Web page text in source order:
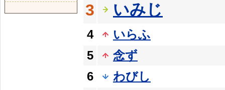
3
いみじ
4
いらふ
5
念ず
6
わびし